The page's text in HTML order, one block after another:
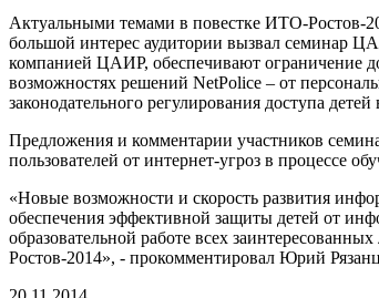
Актуальными темами в повестке ИТО-Ростов-
большой интерес аудитории вызвал семинар
компанией ЦАИР, обеспечивают ограничение
возможностях решений NetPolice – от
законодательного регулирования доступа
Предложения и комментарии участников
пользователей от интернет-угроз в процессе
«Новые возможности и скорость развития
обеспечения эффективной защиты детей от
образовательной работе всех
Ростов-2014», - прокомментировал Юрий